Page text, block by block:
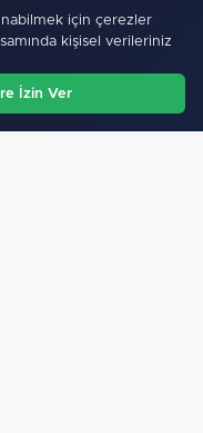
için çerezler
kişisel verileriniz
İzin Ver
Ara Menü